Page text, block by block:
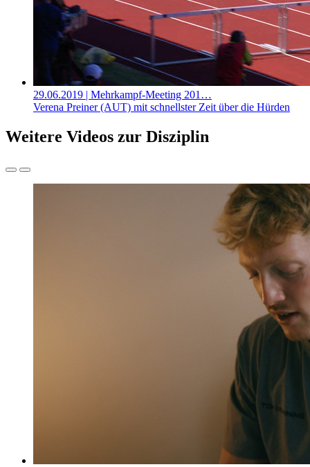
29.06.2019 | Mehrkampf-Meeting 201…
Verena Preiner (AUT) mit schnellster Zeit über die Hürden
Weitere Videos zur Disziplin